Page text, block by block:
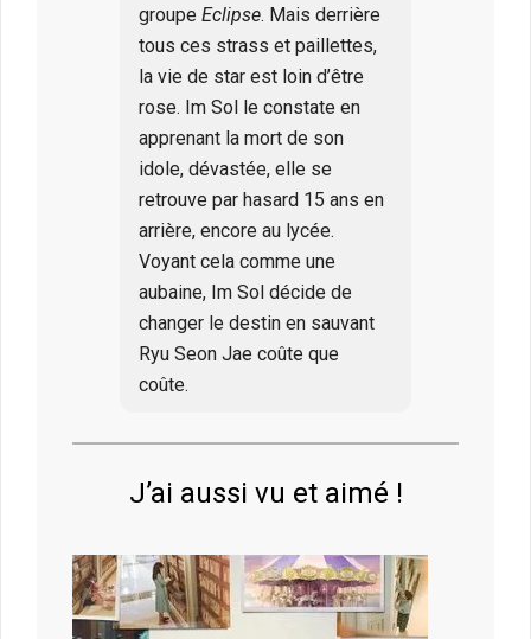
groupe Eclipse. Mais derrière
tous ces strass et paillettes,
la vie de star est loin d’être
rose. Im Sol le constate en
apprenant la mort de son
idole, dévastée, elle se
retrouve par hasard 15 ans en
arrière, encore au lycée.
Voyant cela comme une
aubaine, Im Sol décide de
changer le destin en sauvant
Ryu Seon Jae coûte que
coûte.
J’ai aussi vu et aimé !